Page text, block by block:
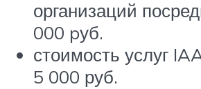
организаций
000 pуб.
стоимость услуг
5 000 руб.